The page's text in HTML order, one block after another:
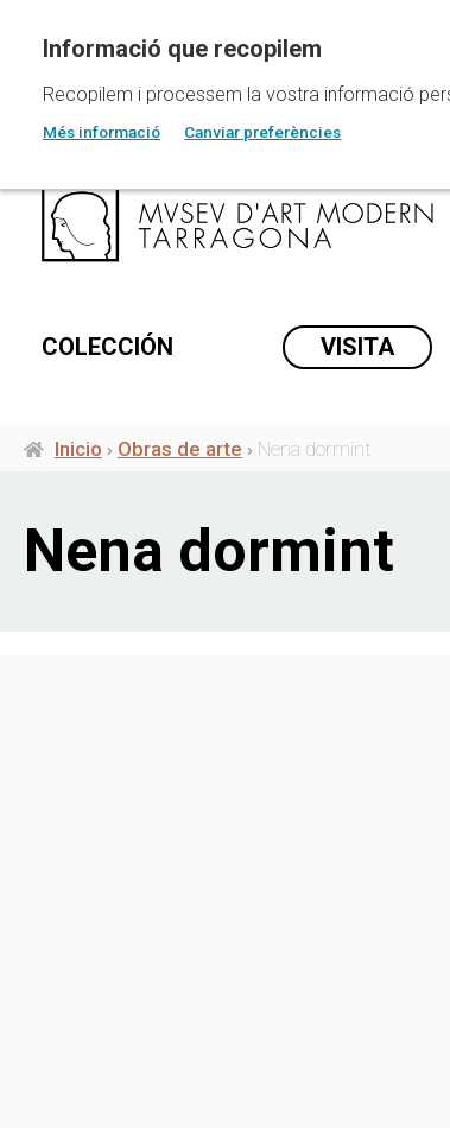
principal
COLECCIÓN VISITA
Ruta
navegación
Inicio Obras de arte Nena dormint
Nena dormint
Recopilem i processem la vostra informació
Més informació Canviar preferències